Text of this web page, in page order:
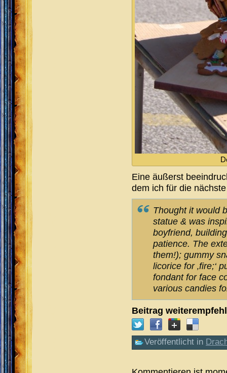
Eine äußerst
dem ich für die
Thought it would
statue & was
boyfriend,
patience. The
them!); gummy
licorice for ‚fire;‘
fondant for face
various candies
Beitrag
Veröffentlicht in